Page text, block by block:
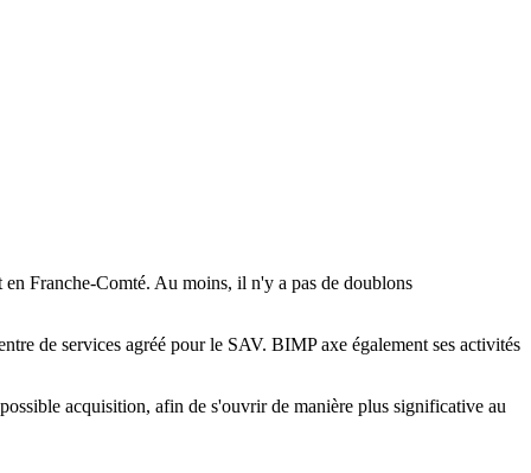
Franche-Comté. Au moins, il n'y a pas de doublons
de services agréé pour le SAV. BIMP axe également ses activités
acquisition, afin de s'ouvrir de manière plus significative au